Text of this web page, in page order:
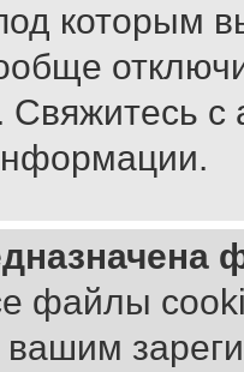
которым
Свяжитесь
файлы
вашим